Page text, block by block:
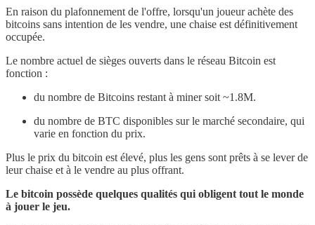
En raison du plafonnement de l'offre, lorsqu'un joueur achète des
bitcoins sans intention de les vendre, une chaise est définitivement
occupée.
Le nombre actuel de sièges ouverts dans le réseau Bitcoin est
fonction :
du nombre de Bitcoins restant à miner soit ~1.8M.
du nombre de BTC disponibles sur le marché secondaire, qui
varie en fonction du prix.
Plus le prix du bitcoin est élevé, plus les gens sont prêts à se lever de
leur chaise et à le vendre au plus offrant.
Le bitcoin possède quelques qualités qui obligent tout le monde
à jouer le jeu.